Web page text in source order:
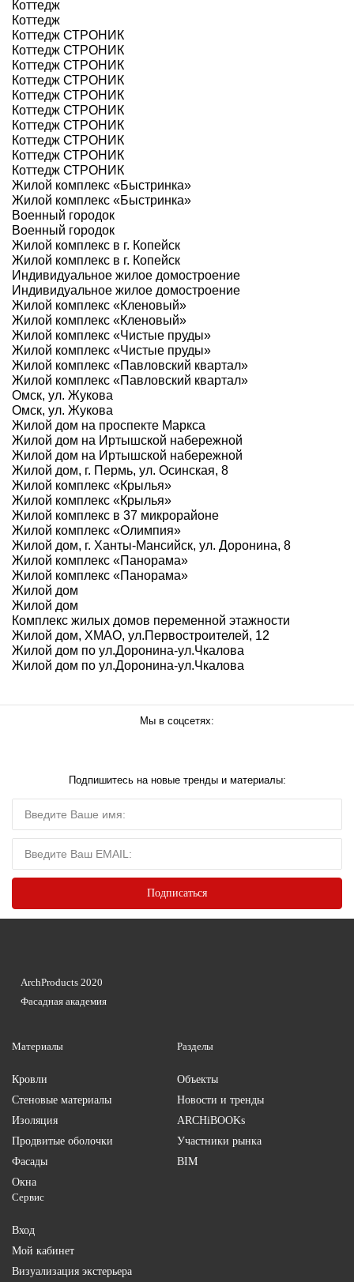
Коттедж
Коттедж
Коттедж СТРОНИК
Коттедж СТРОНИК
Коттедж СТРОНИК
Коттедж СТРОНИК
Коттедж СТРОНИК
Коттедж СТРОНИК
Коттедж СТРОНИК
Коттедж СТРОНИК
Коттедж СТРОНИК
Коттедж СТРОНИК
Жилой комплекс «Быстринка»
Жилой комплекс «Быстринка»
Военный городок
Военный городок
Жилой комплекс в г. Копейск
Жилой комплекс в г. Копейск
Индивидуальное жилое домостроение
Индивидуальное жилое домостроение
Жилой комплекс «Кленовый»
Жилой комплекс «Кленовый»
Жилой комплекс «Чистые пруды»
Жилой комплекс «Чистые пруды»
Жилой комплекс «Павловский квартал»
Жилой комплекс «Павловский квартал»
Омск, ул. Жукова
Омск, ул. Жукова
Жилой дом на проспекте Маркса
Жилой дом на Иртышской набережной
Жилой дом на Иртышской набережной
Жилой дом, г. Пермь, ул. Осинская, 8
Жилой комплекс «Крылья»
Жилой комплекс «Крылья»
Жилой комплекс в 37 микрорайоне
Жилой комплекс «Олимпия»
Жилой дом, г. Ханты-Мансийск, ул. Доронина, 8
Жилой комплекс «Панорама»
Жилой комплекс «Панорама»
Жилой дом
Жилой дом
Комплекс жилых домов переменной этажности
Жилой дом, ХМАО, ул.Первостроителей, 12
Жилой дом по ул.Доронина-ул.Чкалова
Жилой дом по ул.Доронина-ул.Чкалова
Мы в соцсетях:
Подпишитесь на новые тренды и материалы:
Материалы
Кровли
Стеновые материалы
Изоляция
Продвитые оболочки
Фасады
Окна
Разделы
Объекты
Новости и тренды
ARCHiBOOKs
Участники рынка
BIM
Сервис
Вход
Мой кабинет
Визуализация экстерьера
ArchProducts 2020
Фасадная академия